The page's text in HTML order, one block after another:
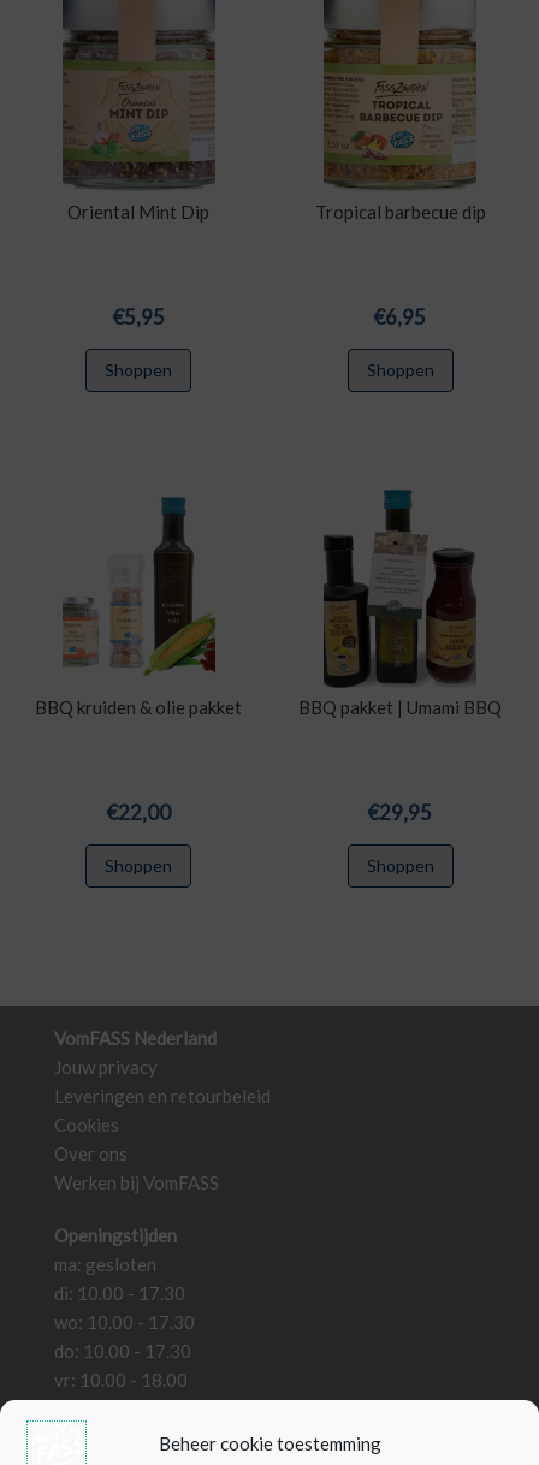
Beheer cookie toestemming
Oriental Mint Dip
€5,95
Shoppen
Tropical barbecue dip
€6,95
Shoppen
BBQ kruiden & olie pakket
€22,00
Shoppen
BBQ pakket | Umami BBQ
€29,95
Shoppen
VomFASS Nederland
Jouw privacy
Leveringen en retourbeleid
Cookies
Over ons
Werken bij VomFASS
Openingstijden
ma: gesloten
di: 10.00 - 17.30
wo: 10.00 - 17.30
do: 10.00 - 17.30
vr: 10.00 - 18.00
zo: gesloten